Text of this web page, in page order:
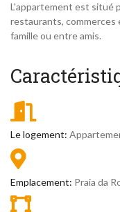
L'appartement est situé
restaurants, commerces
famille ou entre amis.
Le logement:
Emplacement: Praia da